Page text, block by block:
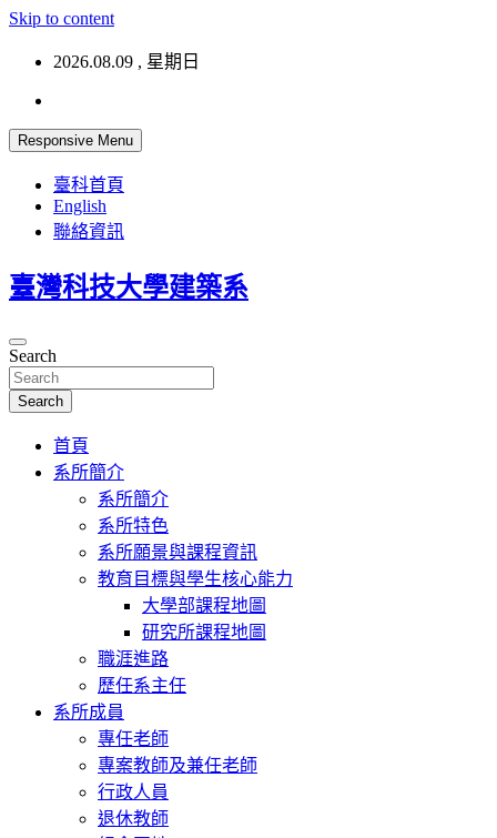
Skip to content
2026.08.09 , 星期日
Responsive Menu
臺科首頁
English
聯絡資訊
臺灣科技大學建築系
Search
Search
首頁
系所簡介
系所簡介
系所特色
系所願景與課程資訊
教育目標與學生核心能力
大學部課程地圖
研究所課程地圖
職涯進路
歷任系主任
系所成員
專任老師
專案教師及兼任老師
行政人員
退休教師